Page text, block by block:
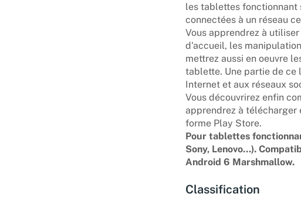
les tablettes fonctionnant
connectées à un réseau
Vous apprendrez à
d'accueil, les
mettrez aussi en oeuvre
tablette. Une partie de ce
Internet et aux réseaux
Vous découvrirez enfin
apprendrez à
forme Play Store.
Pour tablettes
Sony, Lenovo...).
Android 6 Marshmallow.
Classification